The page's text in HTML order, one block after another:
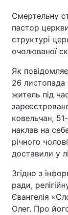
Смертельну
пастор
структурі
очолюваної
Як повідомляє
26 листопада
житель під
ковельчан,
наклав на
річного
доставили у
Згідно з
ради,
Євангелія
Олег. Про